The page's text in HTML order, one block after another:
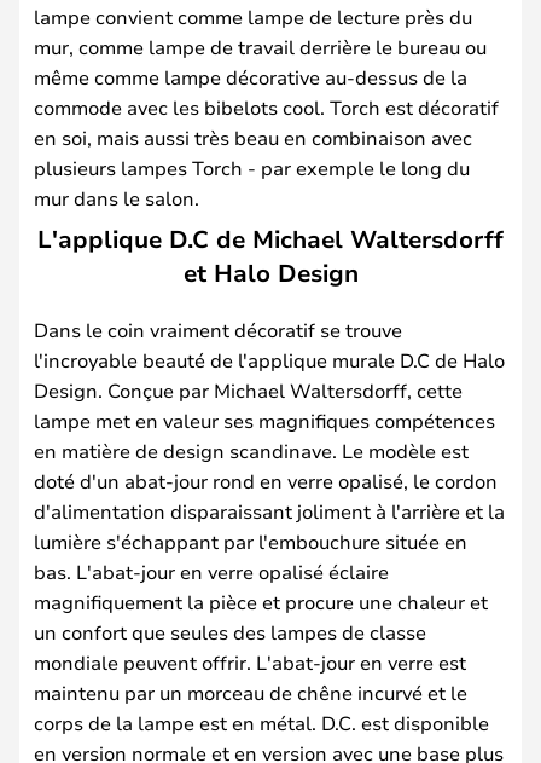
lampe convient comme lampe de lecture près du
mur, comme lampe de travail derrière le bureau ou
même comme lampe décorative au-dessus de la
commode avec les bibelots cool. Torch est décoratif
en soi, mais aussi très beau en combinaison avec
plusieurs lampes Torch - par exemple le long du
mur dans le salon.
L'applique D.C de Michael Waltersdorff
et Halo Design
Dans le coin vraiment décoratif se trouve
l'incroyable beauté de l'applique murale D.C de Halo
Design. Conçue par Michael Waltersdorff, cette
lampe met en valeur ses magnifiques compétences
en matière de design scandinave. Le modèle est
doté d'un abat-jour rond en verre opalisé, le cordon
d'alimentation disparaissant joliment à l'arrière et la
lumière s'échappant par l'embouchure située en
bas. L'abat-jour en verre opalisé éclaire
magnifiquement la pièce et procure une chaleur et
un confort que seules des lampes de classe
mondiale peuvent offrir. L'abat-jour en verre est
maintenu par un morceau de chêne incurvé et le
corps de la lampe est en métal. D.C. est disponible
en version normale et en version avec une base plus